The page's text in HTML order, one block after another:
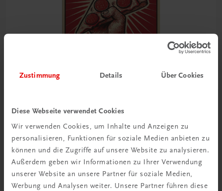
Zustimmung Details Über Cookies
Diese Webseite verwendet Cookies
Wir verwenden Cookies, um Inhalte und Anzeigen zu
personalisieren, Funktionen für soziale Medien anbieten zu
können und die Zugriffe auf unsere Website zu analysieren.
Außerdem geben wir Informationen zu Ihrer Verwendung
unserer Website an unsere Partner für soziale Medien,
Werbung und Analysen weiter. Unsere Partner führen diese
Gastronomie
In Pizza we crust
Die Welt is(s)t eine Scheibe
€ 46,30